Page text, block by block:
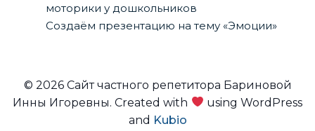
моторики у дошкольников
Создаём презентацию на тему «Эмоции»
© 2026 Сайт частного репетитора Бариновой
Инны Игоревны. Created with
using WordPress
and Kubio